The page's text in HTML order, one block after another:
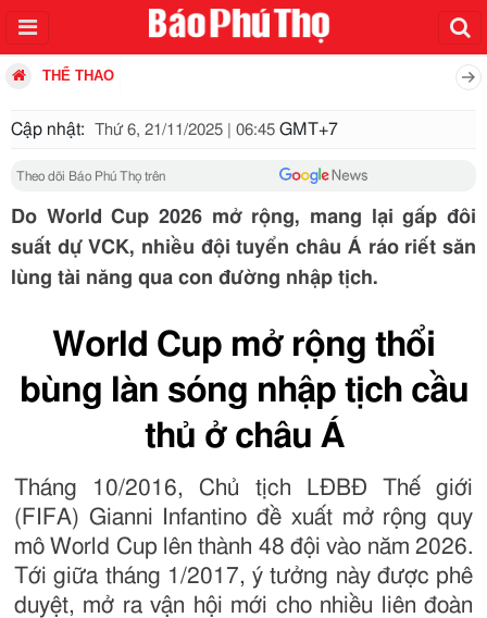
THỂ THAO
Cập nhật: Thứ 6, 21/11/2025 | 06:45 GMT+7
Theo dõi Báo Phú Thọ trên
Do World Cup 2026 mở rộng, mang lại gấp đôi
suất dự VCK, nhiều đội tuyển châu Á ráo riết săn
lùng tài năng qua con đường nhập tịch.
World Cup mở rộng thổi
bùng làn sóng nhập tịch cầu
thủ ở châu Á
Tháng 10/2016, Chủ tịch LĐBĐ Thế giới
(FIFA) Gianni Infantino đề xuất mở rộng quy
mô World Cup lên thành 48 đội vào năm 2026.
Tới giữa tháng 1/2017, ý tưởng này được phê
duyệt, mở ra vận hội mới cho nhiều liên đoàn